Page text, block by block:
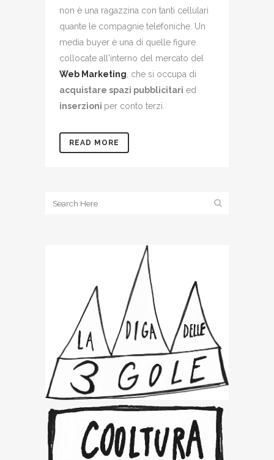
non è una ragazzina con tanti cellulari
quante le compagnie telefoniche. Un
media buyer è una di quelle figure
collocate all'interno del mercato del
Web Marketing , che si occupa di
acquistare spazi pubblicitari ed
inserzioni per conto terzi.
READ MORE